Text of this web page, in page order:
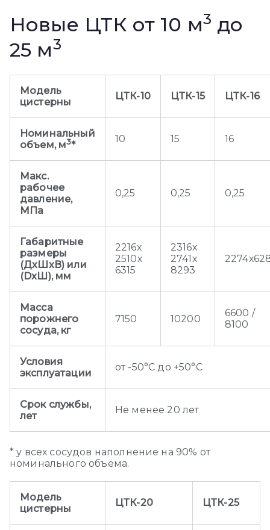
Новые ЦТК от 10 м3 до
25 м3
Модель
цистерны
ЦТК-10 ЦТК-15 ЦТК-16
Номинальный
объем, м3*
10 15 16
Макс.
рабочее
давление,
МПа
0,25 0,25 0,25
Габаритные
размеры
(ДхШхВ) или
(DxШ), мм
2216х
2510х
6315
2316х
2741х
8293
Масса
порожнего
сосуда, кг
7150 10200
6600 /
8100
Условия
эксплуатации
от -50°С до +50°С
Срок службы,
лет
Не менее 20 лет
* у всех сосудов наполнение на 90% от
номинального объёма.
Модель
цистерны
ЦТК-20 ЦТК-25